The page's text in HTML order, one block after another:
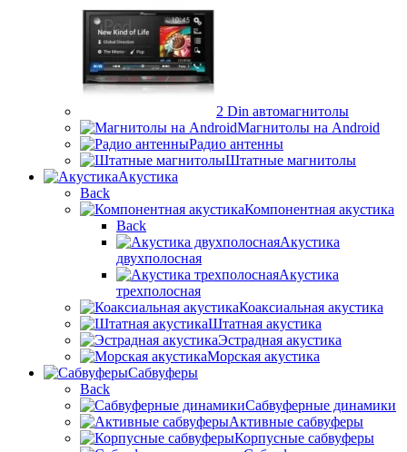
2 Din автомагнитолы
Магнитолы на Android
Радио антенны
Штатные магнитолы
Акустика
Back
Компонентная акустика
Back
Акустика
двухполосная
Акустика
трехполосная
Коаксиальная акустика
Штатная акустика
Эстрадная акустика
Морская акустика
Сабвуферы
Back
Сабвуферные динамики
Активные сабвуферы
Корпусные сабвуферы